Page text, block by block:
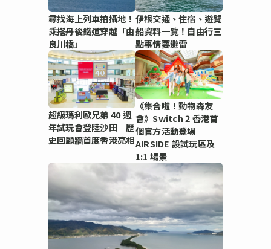
尋找海上列車拍攝地！
乘搭丹後鐵道穿越「由
良川橋」
伊根交通、住宿、遊覽
船資料一覽！自由行三
點事情要避雷
超級瑪利歐兄弟 40 週
年試玩會登陸沙田 歷
史回顧牆首度香港亮相
《集合啦！動物森友
會》Switch 2 香港首
個官方活動登場
AIRSIDE 設試玩區及
1:1 場景